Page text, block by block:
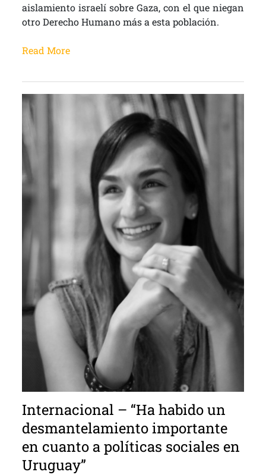
aislamiento israelí sobre Gaza, con el que niegan
otro Derecho Humano más a esta población.
Read More
Internacional – “Ha habido un
desmantelamiento importante
en cuanto a políticas sociales en
Uruguay”